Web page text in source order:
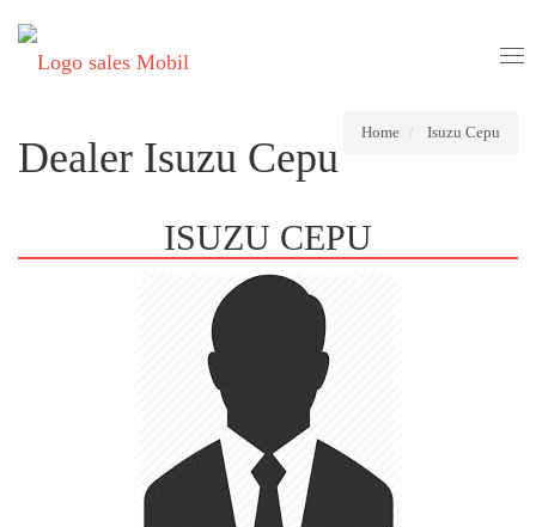
Dealer Isuzu Cepu
Home Isuzu Cepu
ISUZU CEPU